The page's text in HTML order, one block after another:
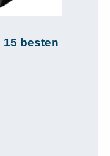
15 besten